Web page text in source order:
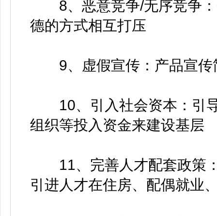
8、恶意竞争/无序竞争：
德的方式相互打压
9、虚假宣传：产品宣传
10、引入社会资本：引导
组织等投入资金来建设基层
11、完善人才配套政策：
引进人才在住房、配偶就业